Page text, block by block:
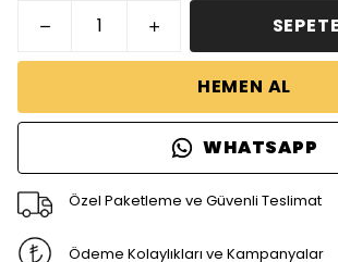
HEMEN AL
WHATSAPP
Özel Paketleme ve Güvenli Teslimat
Ödeme Kolaylıkları ve Kampanyalar